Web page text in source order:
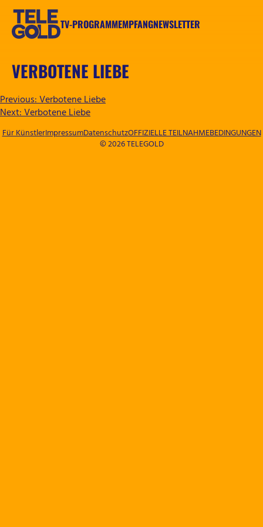
Zum
springen
TV-PROGRAMMEMPFANGNEWSLETTER
VERBOTENE LIEBE
BEITRAGSNAVIGATION
Previous:Verbotene Liebe
Next:Verbotene Liebe
© 2026 TELEGOLD
Für KünstlerImpressumDatenschutzOFFIZIELLE TEILNAHMEBEDINGUNGEN